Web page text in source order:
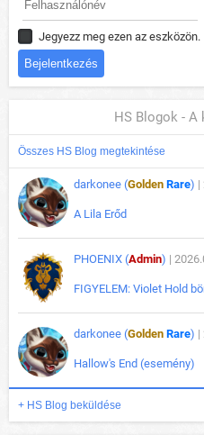
Jegyezz meg ezen az eszközön.
HS Blogok - A
Összes HS Blog megtekintése
darkonee (Golden Rare) |
A Lila Erőd
PHOENIX (Admin) |
FIGYELEM: Violet Hold
darkonee (Golden Rare) |
Hallow's End (esemény)
+ HS Blog beküldése